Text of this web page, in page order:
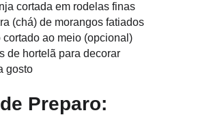
cortada em rodelas finas
(chá) de morangos fatiados
cortado ao meio (opcional)
de hortelã para decorar
gosto
Preparo: